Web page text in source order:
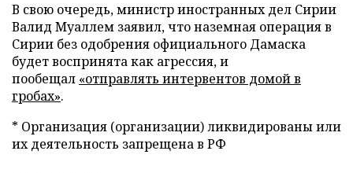
В свою очередь, министр иностранных дел Сирии
Валид Муаллем заявил, что наземная операция в
Сирии без одобрения официального Дамаска
будет воспринята как агрессия, и
пообещал «отправлять интервентов домой в
гробах».
* Организация (организации) ликвидированы или
их деятельность запрещена в РФ